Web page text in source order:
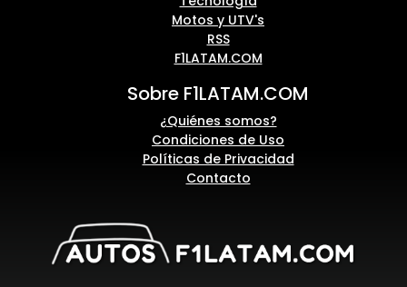
Motos y UTV's
RSS
F1LATAM.COM
Sobre F1LATAM.COM
¿Quiénes somos?
Condiciones de Uso
Políticas de Privacidad
Contacto